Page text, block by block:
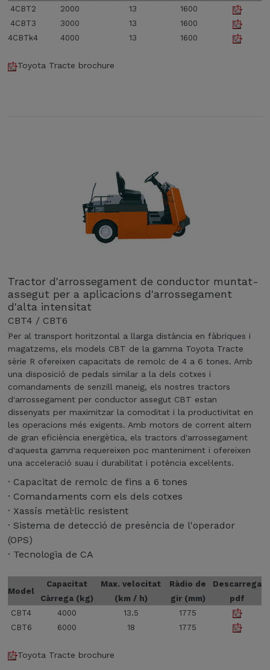
4CBT2
2000 13
1600
4CBT3
3000 13
1600
4CBTk4
4000 13 1600
Toyota Tracte brochure
r
e
Tractor d'arrossegament de conductor muntat-
assegut per a aplicacions d'arrossegament
d'alta intensitat
CBT4 / CBT6
Per al transport horitzontal a llarga distància en fàbriques i
magatzems, els models CBT de la gamma Toyota Tracte
sèrie R ofereixen capacitats de remolc de 4 a 6 tones. Amb
una disposició de pedals similar a la dels cotxes i
comandaments de senzill maneig, els nostres tractors
d'arrossegament per conductor assegut CBT estan
dissenyats per maximitzar la comoditat i la productivitat en
les operacions més exigents. Amb motors de corrent altern
de gran eficiència energètica, els tractors d'arrossegament
d'aquesta gamma requereixen poc manteniment i ofereixen
una acceleració suau i durabilitat i potència excel·lents.
· Capacitat de remolc de fins a 6 tones
· Comandaments com els dels cotxes
· Xassís metàl·lic resistent
· Sistema de detecció de presència de l'operador
(OPS)
· Tecnologia de CA
Model
Capacitat
Càrrega (kg)
Max. velocitat
(km / h)
Ràdio de
gir (mm)
Descarrega
pdf
CBT4
4000 13.5
1775
CBT6
6000 18 1775
Toyota Tracte brochure
C
B
T
1
7